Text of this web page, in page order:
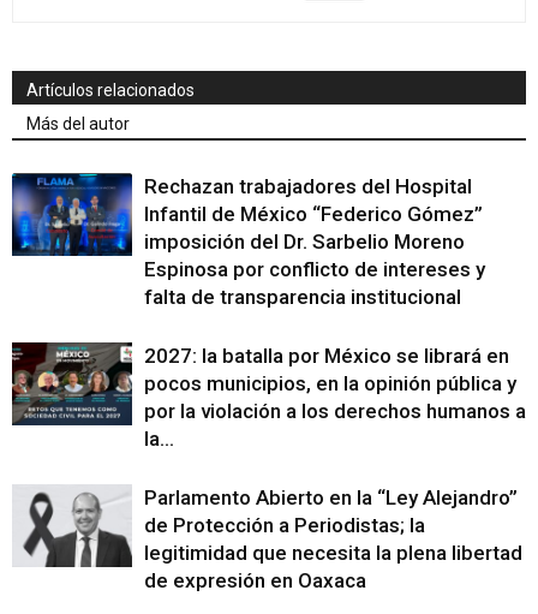
Artículos relacionados
Más del autor
Rechazan trabajadores del Hospital
Infantil de México “Federico Gómez”
imposición del Dr. Sarbelio Moreno
Espinosa por conflicto de intereses y
falta de transparencia institucional
2027: la batalla por México se librará en
pocos municipios, en la opinión pública y
por la violación a los derechos humanos a
la...
Parlamento Abierto en la “Ley Alejandro”
de Protección a Periodistas; la
legitimidad que necesita la plena libertad
de expresión en Oaxaca